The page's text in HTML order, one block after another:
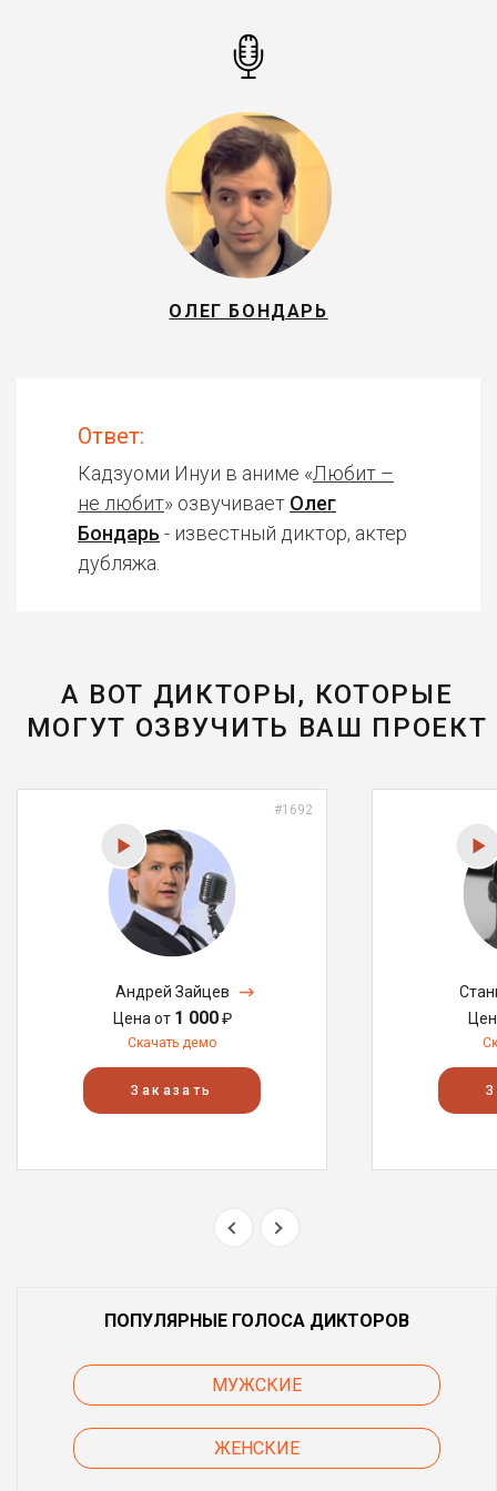
ОЛЕГ БОНДАРЬ
Ответ:
Кадзуоми Инуи в аниме «Любит –
не любит» озвучивает Олег
Бондарь - известный диктор, актер
дубляжа.
А ВОТ ДИКТОРЫ, КОТОРЫЕ
МОГУТ ОЗВУЧИТЬ ВАШ ПРОЕКТ
#1692
Андрей Зайцев
Цена от 1 000₽
Скачать демо
Заказать
ПОПУЛЯРНЫЕ ГОЛОСА ДИКТОРОВ
МУЖСКИЕ
ЖЕНСКИЕ